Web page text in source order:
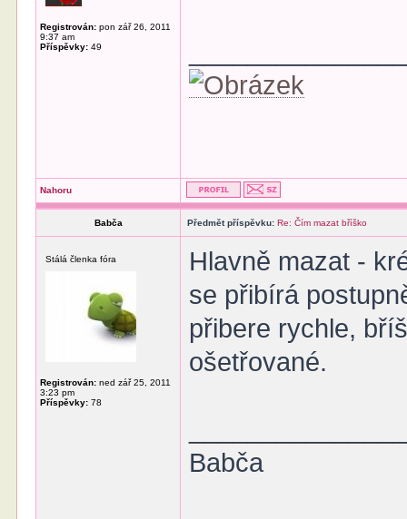
Registrován: pon zář 26, 2011
9:37 am
Příspěvky: 49
Nahoru
Babča Předmět příspěvku: Re: Čím mazat bříško
Stálá členka fóra
Registrován: ned zář 25, 2011
3:23 pm
Příspěvky: 78
Hlavně mazat -
se přibírá
přibere rychle,
ošetřované.
Babča